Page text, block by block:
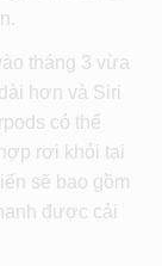
tháng 3 vừa
hơn và Siri
có thể
rơi khỏi tai
sẽ bao gồm
được cải